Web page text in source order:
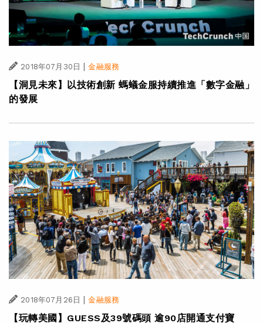
2018年07月30日 | 金融服務
【洞見未來】以技術創新 螞蟻金服持續推進「數字金融」
的發展
2018年07月26日 金融服務
【玩轉美國】GUESS及39號碼頭 逾90店開通支付寶